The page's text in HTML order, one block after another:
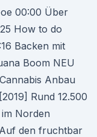
00:00 Über
How to do
Backen mit
Boom NEU
Anbau
Rund 12.500
Norden
den fruchtbar